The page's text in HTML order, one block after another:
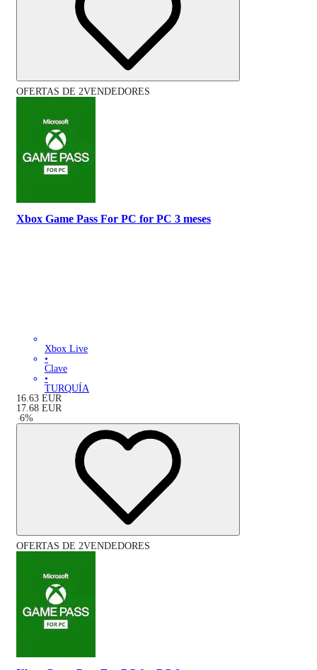
OFERTAS DE 2VENDEDORES
Xbox Game Pass For PC for PC 3 meses
Xbox Live
•
Clave
•
TURQUÍA
16.63 EUR
17.68 EUR
-6%
OFERTAS DE 2VENDEDORES